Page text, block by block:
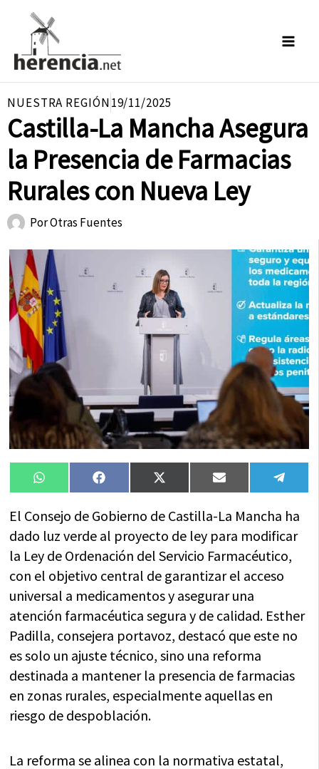
contenido
NUESTRA REGIÓN19/11/2025
Castilla-La Mancha Asegura
la Presencia de Farmacias
Rurales con Nueva Ley
PorOtras Fuentes
Compartir
en
WhatsAppCompartir
en
FacebookCompartir
en
X
(Twitter)
Compartir
en
Email
en
El Consejo de Gobierno de Castilla-La Mancha ha
dado luz verde al proyecto de ley para modificar
la Ley de Ordenación del Servicio Farmacéutico,
con el objetivo central de garantizar el acceso
universal a medicamentos y asegurar una
atención farmacéutica segura y de calidad. Esther
Padilla, consejera portavoz, destacó que este no
es solo un ajuste técnico, sino una reforma
destinada a mantener la presencia de farmacias
en zonas rurales, especialmente aquellas en
riesgo de despoblación.
La reforma se alinea con la normativa estatal,